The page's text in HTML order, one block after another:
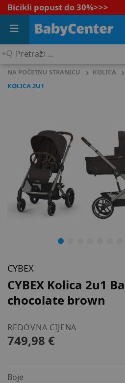
Bicikli popust do 30%>>>
Pretraži
NA POČETNU STRANICU KOLICA
KOLICA 2U1
CYBEX
CYBEX Kolica 2u1
chocolate brown
REDOVNA CIJENA
749,98 €
Boje